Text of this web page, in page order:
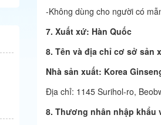
-Không dùng cho người có
7. Xuất xứ: Hàn Quốc
8. Tên và địa chỉ cơ sở sản
Nhà sản xuất: Korea
Địa chỉ: 1145 Surihol-ro,
8. Thương nhân nhập khẩu